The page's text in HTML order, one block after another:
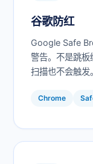
谷歌防红
Google Safe
警告。不是跳
扫描也不会触发。
Chrome